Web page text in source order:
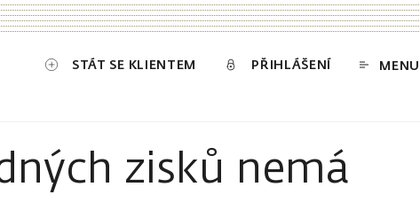
STÁT SE KLIENTEM PŘIHLÁŠENÍ MENU
zisků nemá